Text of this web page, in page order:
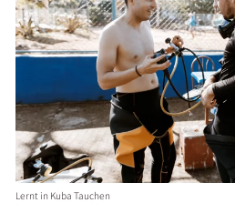
Lernt in Kuba Tauchen